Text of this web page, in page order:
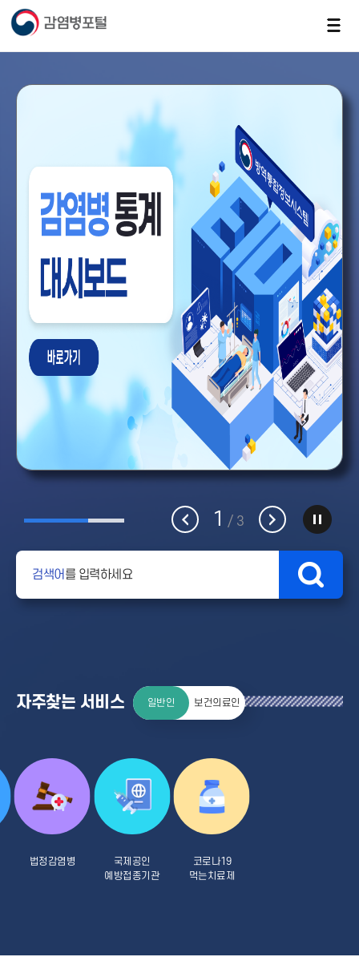
이
전
다
음
1 / 3
검색어를 입력하세요
자주찾는 서비스 일반인
법정감염병
국제공인
예방접종기관
코로나19
먹는치료제
보건의료인